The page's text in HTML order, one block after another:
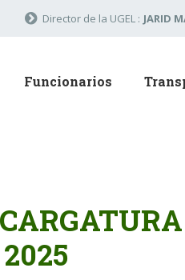
Director de la UGEL : JARID
Funcionarios